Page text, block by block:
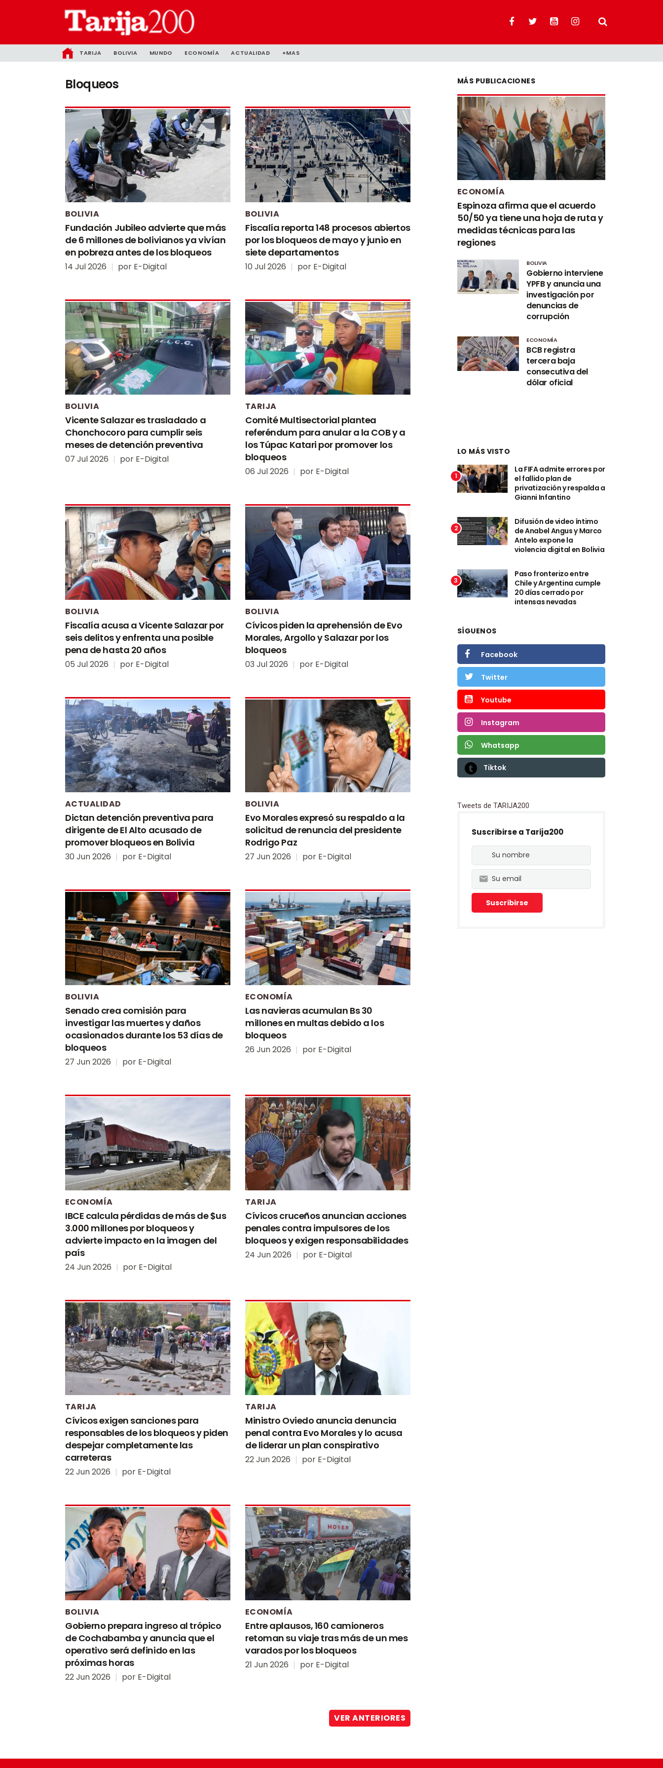
TARIJA BOLIVIA MUNDO ECONOMÍA ACTUALIDAD +MAS
Bloqueos
BOLIVIA
Fundación Jubileo advierte que más
de 6 millones de bolivianos ya vivían
en pobreza antes de los bloqueos
14 Jul 2026 por E-Digital
BOLIVIA
Fiscalía reporta 148 procesos abiertos
por los bloqueos de mayo y junio en
siete departamentos
10 Jul 2026 por E-Digital
BOLIVIA
Vicente Salazar es trasladado a
Chonchocoro para cumplir seis
meses de detención preventiva
07 Jul 2026 por E-Digital
TARIJA
Comité Multisectorial plantea
referéndum para anular a la COB y a
los Túpac Katari por promover los
bloqueos
06 Jul 2026 por E-Digital
BOLIVIA
Fiscalía acusa a Vicente Salazar por
seis delitos y enfrenta una posible
pena de hasta 20 años
05 Jul 2026 por E-Digital
BOLIVIA
Cívicos piden la aprehensión de Evo
Morales, Argollo y Salazar por los
bloqueos
03 Jul 2026 por E-Digital
ACTUALIDAD
Dictan detención preventiva para
dirigente de El Alto acusado de
promover bloqueos en Bolivia
30 Jun 2026 por E-Digital
BOLIVIA
Evo Morales expresó su respaldo a la
solicitud de renuncia del presidente
Rodrigo Paz
27 Jun 2026 por E-Digital
BOLIVIA
Senado crea comisión para
investigar las muertes y daños
ocasionados durante los 53 días de
bloqueos
27 Jun 2026 por E-Digital
ECONOMÍA
Las navieras acumulan Bs 30
millones en multas debido a los
bloqueos
26 Jun 2026 por E-Digital
ECONOMÍA
IBCE calcula pérdidas de más de $us
3.000 millones por bloqueos y
advierte impacto en la imagen del
país
24 Jun 2026 por E-Digital
TARIJA
Cívicos cruceños anuncian acciones
penales contra impulsores de los
bloqueos y exigen responsabilidades
24 Jun 2026 por E-Digital
TARIJA
Cívicos exigen sanciones para
responsables de los bloqueos y piden
despejar completamente las
carreteras
22 Jun 2026 por E-Digital
TARIJA
Ministro Oviedo anuncia denuncia
penal contra Evo Morales y lo acusa
de liderar un plan conspirativo
22 Jun 2026 por E-Digital
BOLIVIA
Gobierno prepara ingreso al trópico
de Cochabamba y anuncia que el
operativo será definido en las
próximas horas
22 Jun 2026 por E-Digital
ECONOMÍA
Entre aplausos, 160 camioneros
retoman su viaje tras más de un mes
varados por los bloqueos
21 Jun 2026 por E-Digital
VER ANTERIORES
MÁS PUBLICACIONES
ECONOMÍA
Espinoza afirma que el acuerdo
50/50 ya tiene una hoja de ruta y
medidas técnicas para las
regiones
BOLIVIA
Gobierno interviene
YPFB y anuncia una
investigación por
denuncias de
corrupción
ECONOMÍA
BCB registra
tercera baja
consecutiva del
dólar oficial
LO MÁS VISTO
1
La FIFA admite errores por
el fallido plan de
privatización y respalda a
Gianni Infantino
2
Difusión de video íntimo
de Anabel Angus y Marco
Antelo expone la
violencia digital en Bolivia
3
Paso fronterizo entre
Chile y Argentina cumple
20 días cerrado por
intensas nevadas
SÍGUENOS
Facebook
Twitter
Youtube
Instagram
Whatsapp
Tiktok
Tweets de TARIJA200
Suscribirse a Tarija200